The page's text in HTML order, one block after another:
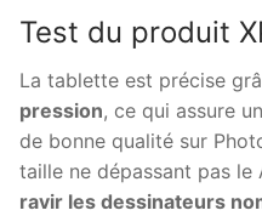
Test du produit
La tablette est précise
pression, ce qui assure
de bonne qualité sur
taille ne dépassant pas le
ravir les dessinateurs